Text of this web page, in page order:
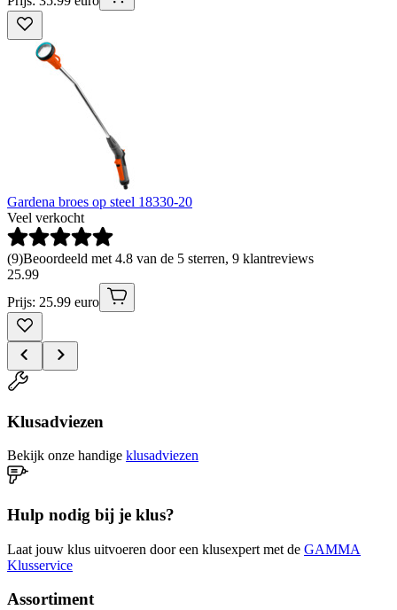
Gardena broes op steel 18330-20
Veel verkocht
(9)Beoordeeld met 4.8 van de 5 sterren, 9 klantreviews
25.99
Prijs: 25.99 euro
Klusadviezen
Bekijk onze handige klusadviezen
Hulp nodig bij je klus?
Laat jouw klus uitvoeren door een klusexpert met de GAMMA
Klusservice
Assortiment